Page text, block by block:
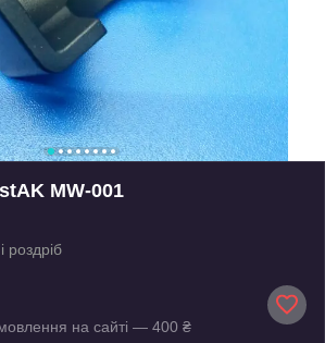
MW-001
роздріб
на сайті — 400 ₴